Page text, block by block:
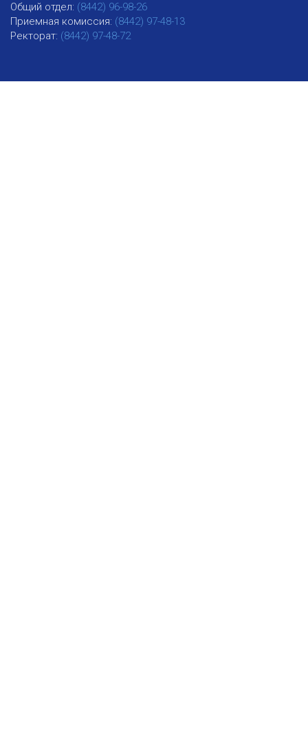
Общий отдел: (8442) 96-98-26
Приемная комиссия: (8442) 97-48-13
Ректорат: (8442) 97-48-72